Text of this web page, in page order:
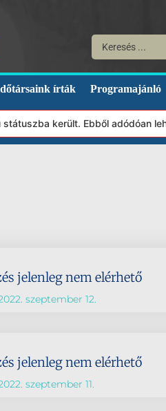
írták Programajánló
került. Ebből adódóan
jelenleg nem elérhető
szeptember 12.
jelenleg nem elérhető
szeptember 11.